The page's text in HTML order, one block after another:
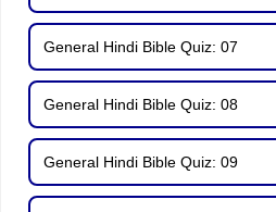
General Hindi Bible Quiz: 07
General Hindi Bible Quiz: 08
General Hindi Bible Quiz: 09